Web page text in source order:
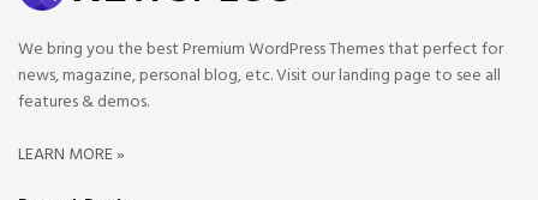
We bring you the best Premium WordPress Themes that perfect for
news, magazine, personal blog, etc. Visit our landing page to see all
features & demos.
LEARN MORE »